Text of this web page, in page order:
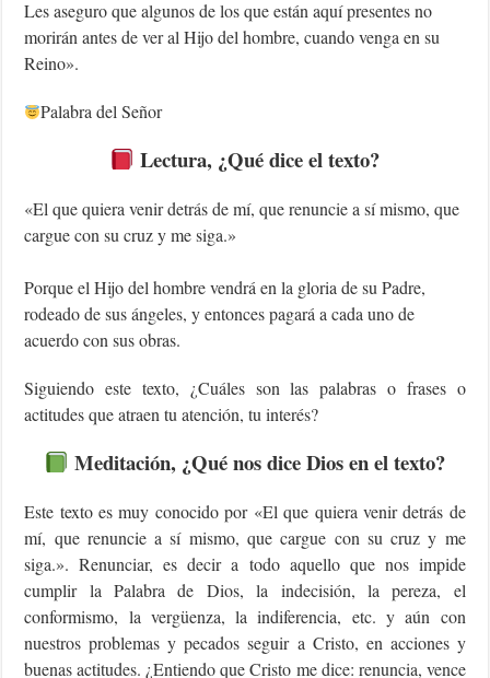
Les aseguro que algunos de los que están aquí presentes no
morirán antes de ver al Hijo del hombre, cuando venga en su
Reino».
Palabra del Señor
Lectura, ¿Qué dice el texto?
«El que quiera venir detrás de mí, que renuncie a sí mismo, que
cargue con su cruz y me siga.»
Porque el Hijo del hombre vendrá en la gloria de su Padre,
rodeado de sus ángeles, y entonces pagará a cada uno de
acuerdo con sus obras.
Siguiendo este texto, ¿Cuáles son las palabras o frases o
actitudes que atraen tu atención, tu interés?
Meditación, ¿Qué nos dice Dios en el texto?
Este texto es muy conocido por «El que quiera venir detrás de
mí, que renuncie a sí mismo, que cargue con su cruz y me
siga.». Renunciar, es decir a todo aquello que nos impide
cumplir la Palabra de Dios, la indecisión, la pereza, el
conformismo, la vergüenza, la indiferencia, etc. y aún con
nuestros problemas y pecados seguir a Cristo, en acciones y
buenas actitudes. ¿Entiendo que Cristo me dice: renuncia, vence